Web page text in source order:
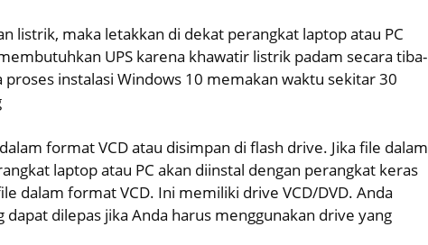
listrik, maka letakkan di dekat perangkat laptop atau PC
UPS karena khawatir listrik padam secara tiba-
proses instalasi Windows 10 memakan waktu sekitar 30
format VCD atau disimpan di flash drive. Jika file dalam
laptop atau PC akan diinstal dengan perangkat keras
dalam format VCD. Ini memiliki drive VCD/DVD. Anda
dilepas jika Anda harus menggunakan drive yang